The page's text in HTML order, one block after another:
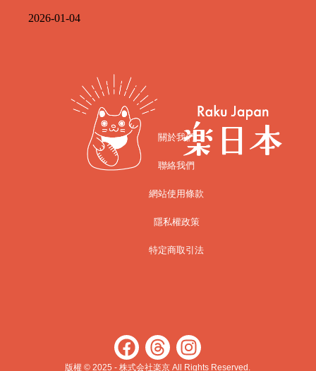
2026-01-04
關於我們
聯絡我們
網站使用條款
隱私權政策
特定商取引法
版權 © 2025 - 株式会社楽京 All Rights Reserved.​